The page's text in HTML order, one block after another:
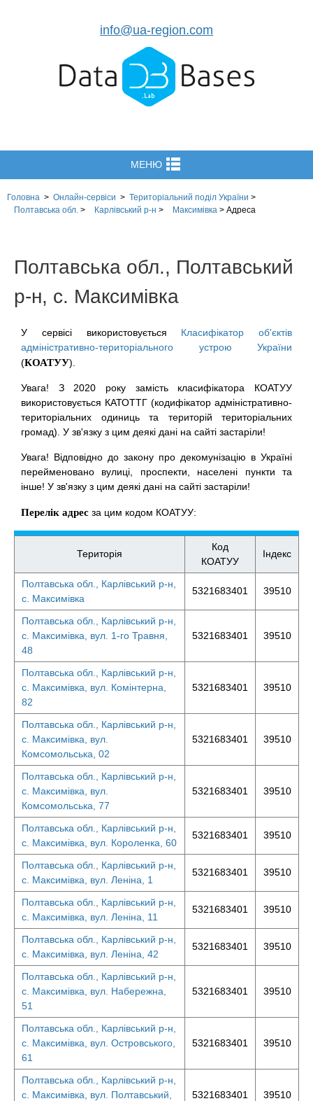
info@ua-region.com
МЕНЮ
Головна > Онлайн-сервіси > Територіальний поділ України >
Полтавська обл. > Карлівський р-н > Максимівка > Адреса
Полтавська обл., Полтавський
р-н, с. Максимівка
У сервісі використовується Класифікатор об'єктів
адміністративно-територіального устрою України
(КОАТУУ).
Увага! З 2020 року замість класифікатора КОАТУУ
використовується КАТОТТГ (кодифікатор адміністративно-
територіальних одиниць та територій територіальних
громад). У зв'язку з цим деякі дані на сайті застаріли!
Увага! Відповідно до закону про декомунізацію в Україні
перейменовано вулиці, проспекти, населені пункти та
інше! У зв'язку з цим деякі дані на сайті застаріли!
Перелік адрес за цим кодом КОАТУУ:
Територія
Код
КОАТУУ
Індекс
Полтавська обл., Карлівський р-н,
с. Максимівка
5321683401 39510
Полтавська обл., Карлівський р-н,
с. Максимівка, вул. 1-го Травня,
48
5321683401 39510
Полтавська обл., Карлівський р-н,
с. Максимівка, вул. Комінтерна,
82
5321683401 39510
Полтавська обл., Карлівський р-н,
с. Максимівка, вул.
Комсомольська, 02
5321683401 39510
Полтавська обл., Карлівський р-н,
с. Максимівка, вул.
Комсомольська, 77
5321683401 39510
Полтавська обл., Карлівський р-н,
с. Максимівка, вул. Короленка, 60
5321683401 39510
Полтавська обл., Карлівський р-н,
с. Максимівка, вул. Леніна, 1
5321683401 39510
Полтавська обл., Карлівський р-н,
с. Максимівка, вул. Леніна, 11
5321683401 39510
Полтавська обл., Карлівський р-н,
с. Максимівка, вул. Леніна, 42
5321683401 39510
Полтавська обл., Карлівський р-н,
с. Максимівка, вул. Набережна,
51
5321683401 39510
Полтавська обл., Карлівський р-н,
с. Максимівка, вул. Островського,
61
5321683401 39510
Полтавська обл., Карлівський р-н,
с. Максимівка, вул. Полтавський,
5321683401 39510